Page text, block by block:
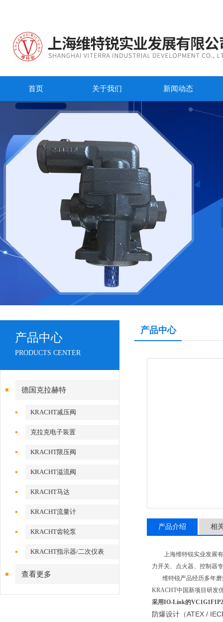
首页 关于我们 新闻动态
产品中心
PRODUCTS CENTER
德国克拉赫特
KRACHT减压阀
克拉克电子装置
KRACHT限压阀
KRACHT溢流阀
KRACHT马达
KRACHT流量计
KRACHT齿轮泵
KRACHT指示器/二次仪表
查看更多
产品中心
产品介绍 相
上海维特锐实业发展有
力开关、点火器、控制器
维特锐产品经历多年磨
KRACHT中国新项目研发
采用IO-Link的
防爆设计（ATEX /